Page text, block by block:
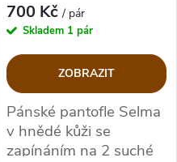
700 Kč/ pár
Skladem 1 pár
ZOBRAZIT
Pánské pantofle Selma
v hnědé kůži se
zapínáním na 2 suché